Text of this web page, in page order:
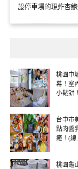
設停車場的現炸杏
桃園中
幕！室
小鬆餅
台中市
點肉醬
癒！(線
桃園龜